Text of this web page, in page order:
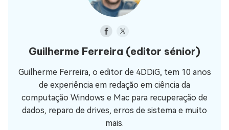
Guilherme Ferreira (editor sénior)
Guilherme Ferreira, o editor de 4DDiG, tem 10 anos
de experiência em redação em ciência da
computação Windows e Mac para recuperação de
dados, reparo de drives, erros de sistema e muito
mais.